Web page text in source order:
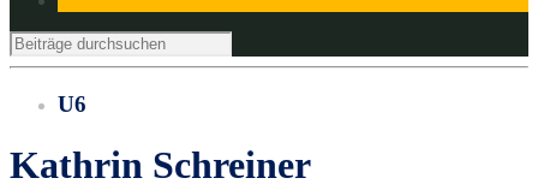
U6
Kathrin Schreiner